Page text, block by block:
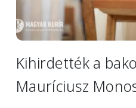
Kihirdették a
Mauríciusz